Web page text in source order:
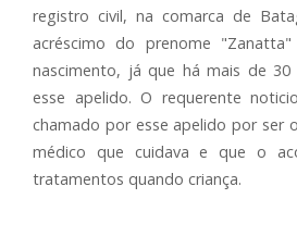
registro civil, na comarca de
acréscimo do prenome
nascimento, já que há mais de
esse apelido. O requerente
chamado por esse apelido por ser
médico que cuidava e que o
tratamentos quando criança.